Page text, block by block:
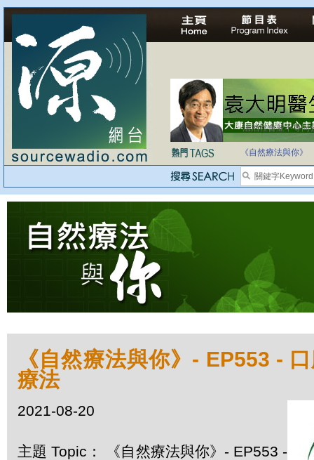
法治社會並不等同
自家教育合法化-
《自然療法與你》
《自然療法與你》- EP553 -
療法
2021-08-20
主題 Topic： 《自然療法與你》- EP553 -